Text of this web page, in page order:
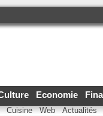
Economie
Cuisine Web Actualités